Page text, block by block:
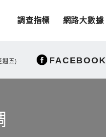
調查指標 網路大數據
週五) FACEBOOK